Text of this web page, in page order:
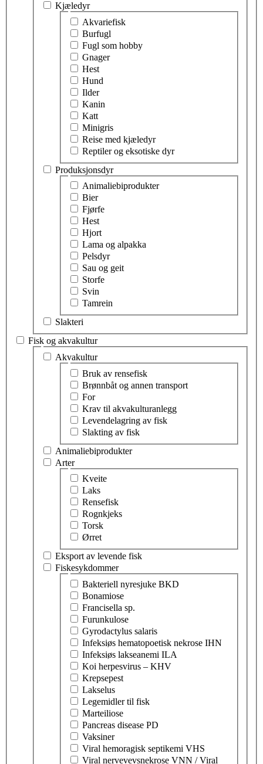
Kjæledyr
Velg tema innen kjæledyr
Akvariefisk
Burfugl
Fugl som hobby
Gnager
Hest
Hund
Ilder
Kanin
Katt
Minigris
Reise med kjæledyr
Reptiler og eksotiske dyr
Produksjonsdyr
Velg tema innen produksjonsdyr
Animaliebiprodukter
Bier
Fjørfe
Hest
Hjort
Lama og alpakka
Pelsdyr
Sau og geit
Storfe
Svin
Tamrein
Slakteri
Fisk og akvakultur
Velg tema innen fisk og akvakultur
Akvakultur
Velg tema innen akvakultur
Bruk av rensefisk
Brønnbåt og annen transport
For
Krav til akvakulturanlegg
Levendelagring av fisk
Slakting av fisk
Animaliebiprodukter
Arter
Velg tema innen arter
Kveite
Laks
Rensefisk
Rognkjeks
Torsk
Ørret
Eksport av levende fisk
Fiskesykdommer
Velg tema innen fiskesykdommer
Bakteriell nyresjuke BKD
Bonamiose
Francisella sp.
Furunkulose
Gyrodactylus salaris
Infeksiøs hematopoetisk nekrose IHN
Infeksiøs lakseanemi ILA
Koi herpesvirus – KHV
Krepsepest
Lakselus
Legemidler til fisk
Marteiliose
Pancreas disease PD
Vaksiner
Viral hemoragisk septikemi VHS
Viral nervevevsnekrose VNN / Viral